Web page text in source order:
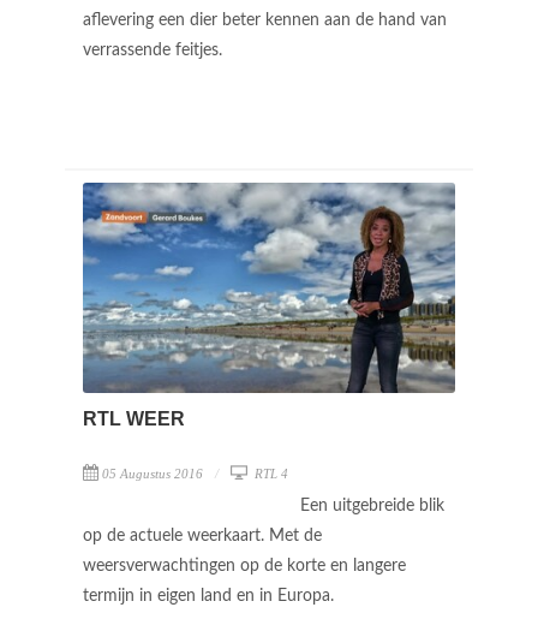
aflevering een dier beter kennen aan de hand van
verrassende feitjes.
RTL WEER
05 Augustus 2016 RTL 4
Een uitgebreide blik
op de actuele weerkaart. Met de
weersverwachtingen op de korte en langere
termijn in eigen land en in Europa.